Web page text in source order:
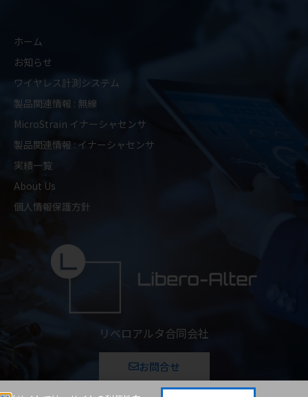
ホーム
お知らせ
ワイヤレス計測システム
製品関連情報 : 無線
MicroStrain イナーシャセンサ
製品関連情報 : イナーシャセンサ
実績一覧
About Us
個人情報保護方針
リベロアルタ合同会社
お問合せ